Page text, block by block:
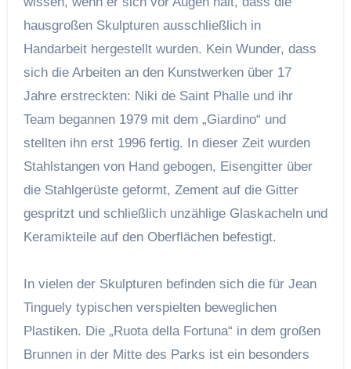
hausgroßen Skulpturen ausschließlich in
Handarbeit hergestellt wurden. Kein Wunder, dass
sich die Arbeiten an den Kunstwerken über 17
Jahre erstreckten: Niki de Saint Phalle und ihr
Team begannen 1979 mit dem „Giardino“ und
stellten ihn erst 1996 fertig. In dieser Zeit wurden
Stahlstangen von Hand gebogen, Eisengitter über
die Stahlgerüste geformt, Zement auf die Gitter
gespritzt und schließlich unzählige Glaskacheln und
Keramikteile auf den Oberflächen befestigt.
In vielen der Skulpturen befinden sich die für Jean
Tinguely typischen verspielten beweglichen
Plastiken. Die „Ruota della Fortuna“ in dem großen
Brunnen in der Mitte des Parks ist ein besonders